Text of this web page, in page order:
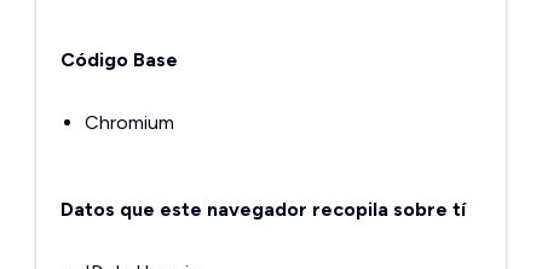
Código Base
Chromium
Datos que este navegador recopila sobre tí